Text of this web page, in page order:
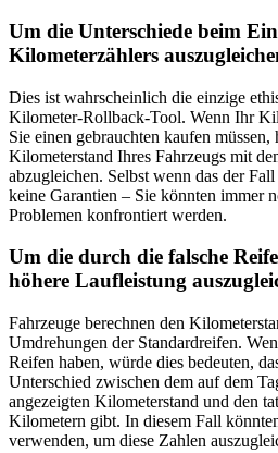
Um die Unterschiede beim
Kilometerzählers
Dies ist wahrscheinlich die einzige
Kilometer-Rollback-Tool. Wenn Ihr
Sie einen gebrauchten kaufen
Kilometerstand Ihres Fahrzeugs mit
abzugleichen. Selbst wenn das der
keine Garantien – Sie könnten immer
Problemen konfrontiert werden.
Um die durch die falsche
höhere Laufleistung
Fahrzeuge berechnen den
Umdrehungen der Standardreifen.
Reifen haben, würde dies bedeuten,
Unterschied zwischen dem auf dem
angezeigten Kilometerstand und den
Kilometern gibt. In diesem Fall
verwenden, um diese Zahlen